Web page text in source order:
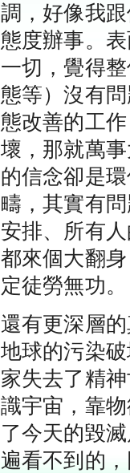
調，好像我
態度辦事。
一切，覺得
態等）沒有
態改善的工
壞，那就萬
的信念卻是
疇，其實有
安排、所有
都來個大翻
定徒勞無功。
還有更深層
地球的污染
家失去了精
識宇宙，靠
了今天的毀
遍看不到的